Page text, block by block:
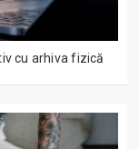
cu arhiva fizică